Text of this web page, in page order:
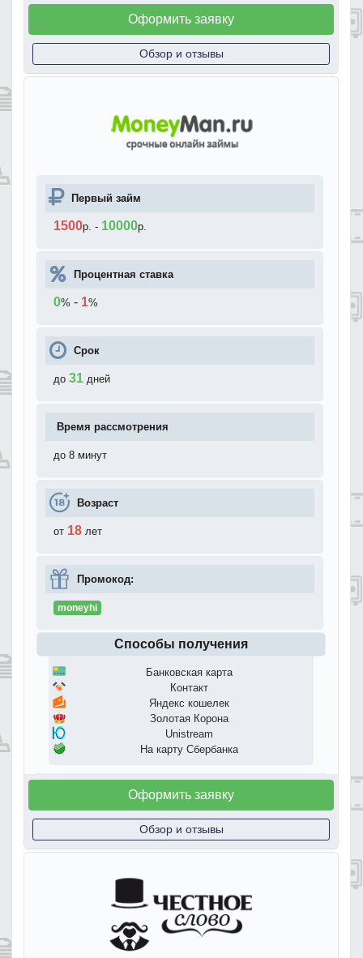
Оформить заявку
Обзор и отзывы
Первый займ
1500р. - 10000р.
Процентная ставка
0% - 1%
Срок
до 31 дней
Время рассмотрения
до 8 минут
Возраст
от 18 лет
Промокод:
moneyhi
Способы получения
Банковская карта
Контакт
Яндекс кошелек
Золотая Корона
Unistream
На карту Сбербанка
Оформить заявку
Обзор и отзывы